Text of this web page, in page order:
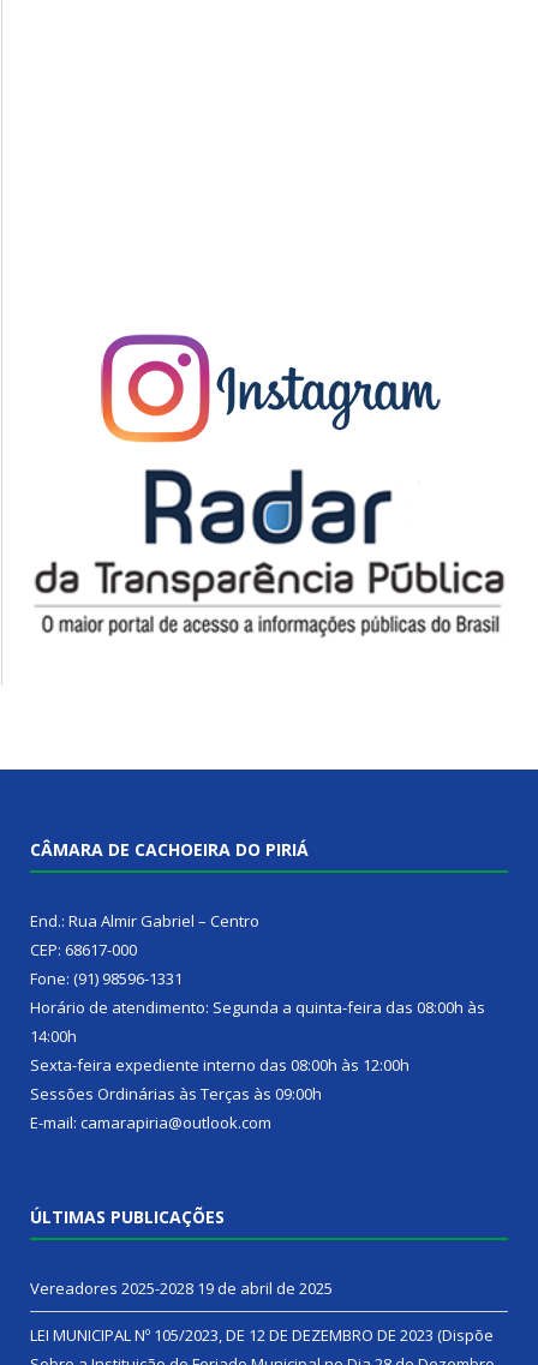
CÂMARA DE CACHOEIRA DO PIRIÁ
End.: Rua Almir Gabriel – Centro
CEP: 68617-000
Fone: (91) 98596-1331
Horário de atendimento: Segunda a quinta-feira das 08:00h às
14:00h
Sexta-feira expediente interno das 08:00h às 12:00h
Sessões Ordinárias às Terças às 09:00h
E-mail: camarapiria@outlook.com
ÚLTIMAS PUBLICAÇÕES
Vereadores 2025-2028 19 de abril de 2025
LEI MUNICIPAL Nº 105/2023, DE 12 DE DEZEMBRO DE 2023 (Dispõe